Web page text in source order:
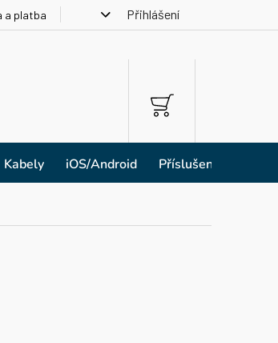
a platba Přihlášení
NÁKUPNÍ
KOŠÍK
Kabely iOS/Android Příslušenství